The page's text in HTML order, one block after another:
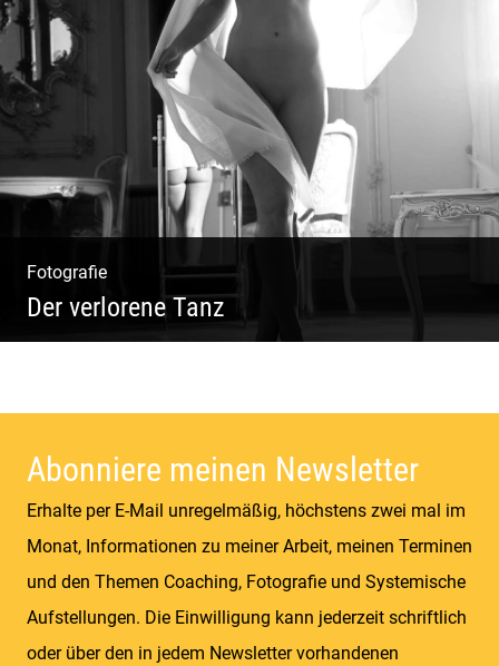
Katalog Shooting | Moderne Klassik |
Luxuriöse Mode | Country Style
Fotografie
Der verlorene Tanz
Abonniere meinen Newsletter
Erhalte per E-Mail unregelmäßig, höchstens zwei mal im
Monat, Informationen zu meiner Arbeit, meinen Terminen
und den Themen Coaching, Fotografie und Systemische
Aufstellungen. Die Einwilligung kann jederzeit schriftlich
oder über den in jedem Newsletter vorhandenen